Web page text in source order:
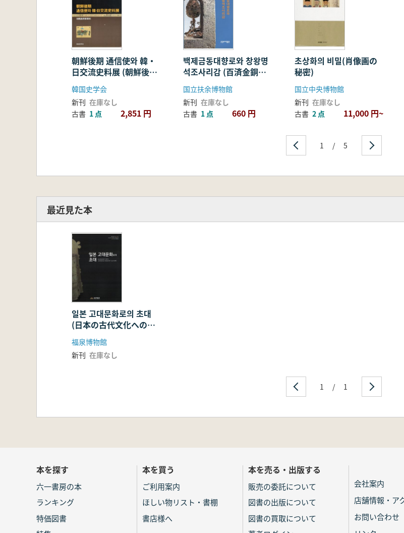
朝鮮後期 通信使와 韓・
日交流史料展 (朝鮮後期
通信使と韓・日交流史料
展) 対馬島宗家資料
韓国史学会
新刊 在庫なし
古書 1 点 2,851 円
백제금동대향로와 창왕명
석조사리감 (百済金銅大
香炉と昌王銘石造舎利
龕)
国立扶余博物館
新刊 在庫なし
古書 1 点 660 円
초상화의 비밀(肖像画の
秘密)
国立中央博物館
新刊 在庫なし
古書 2 点 11,000 円~
1 / 5
最近見た本
일본 고대문화로의 초대
(日本の古代文化への招
待)
福泉博物館
新刊 在庫なし
1 / 1
本を探す
六一書房の本
ランキング
特価図書
本を買う
ご利用案内
ほしい物リスト・書棚
書店様へ
本を売る・出版する
販売の委託について
図書の出版について
図書の買取について
会社案内
店舗情報・ア
お問い合わせ